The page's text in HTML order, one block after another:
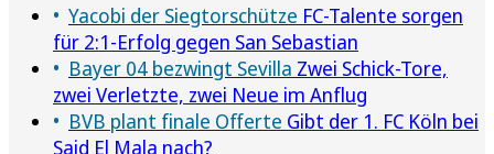
Yacobi der Siegtorschütze FC-Talente sorgen
für 2:1-Erfolg gegen San Sebastian
Bayer 04 bezwingt Sevilla Zwei Schick-Tore,
zwei Verletzte, zwei Neue im Anflug
BVB plant finale Offerte Gibt der 1. FC Köln bei
Said El Mala nach?